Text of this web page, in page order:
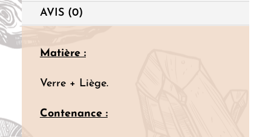
AVIS (0)
Matière :
Verre + Liège.
Contenance :